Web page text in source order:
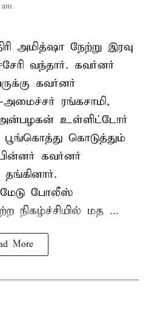
அமித்ஷா நேற்று இரவு
வந்தார். கவர்னர்
கவர்னர்
ரங்கசாமி,
அன்பழகன் உள்ளிட்டோர்
கொடுத்தும்
கவர்னர்
போலீஸ்
நிகழ்ச்சியில் மத ...
More